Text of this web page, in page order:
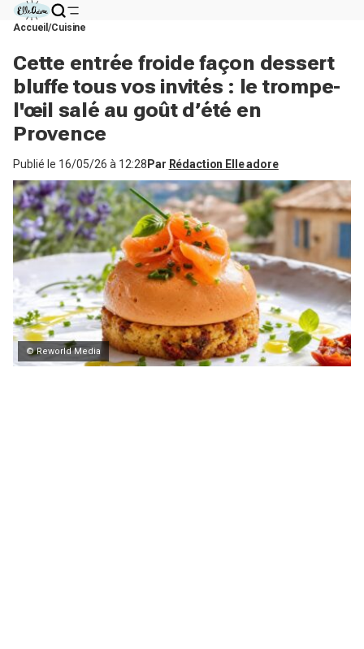
Accueil Cuisine
Cette entrée froide façon dessert
bluffe tous vos invités : le trompe-
l'œil salé au goût d’été en
Provence
Publié le 16/05/26 à 12:28 Par Rédaction Elle adore
© Reworld Media